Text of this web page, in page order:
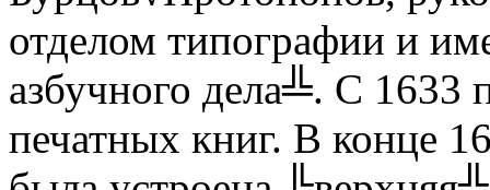
отделом типографии и
азбучного дела╩. С 1633
печатных книг. В конце